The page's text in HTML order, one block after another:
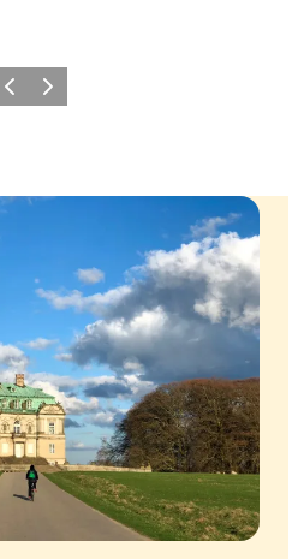
ForrigeNæste